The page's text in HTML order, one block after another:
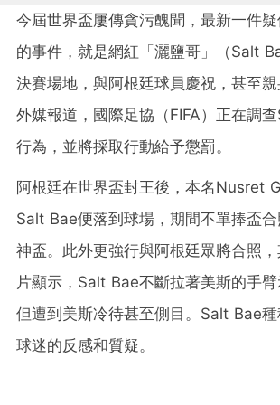
今屆世界盃屢傳貪污醜聞，最新一件
的事件，就是網紅「灑鹽哥」（Salt
決賽場地，與阿根廷球員慶祝，甚至
外媒報道，國際足協（FIFA）正在調
行為，並將採取行動給予懲罰。
阿根廷在世界盃封王後，本名Nusret
Salt Bae便落到球場，期間不單捧盃
神盃。此外更強行與阿根廷眾將合照
片顯示，Salt Bae不斷拉著美斯的手臂
但遭到美斯冷待甚至側目。Salt Bae
球迷的反感和質疑。